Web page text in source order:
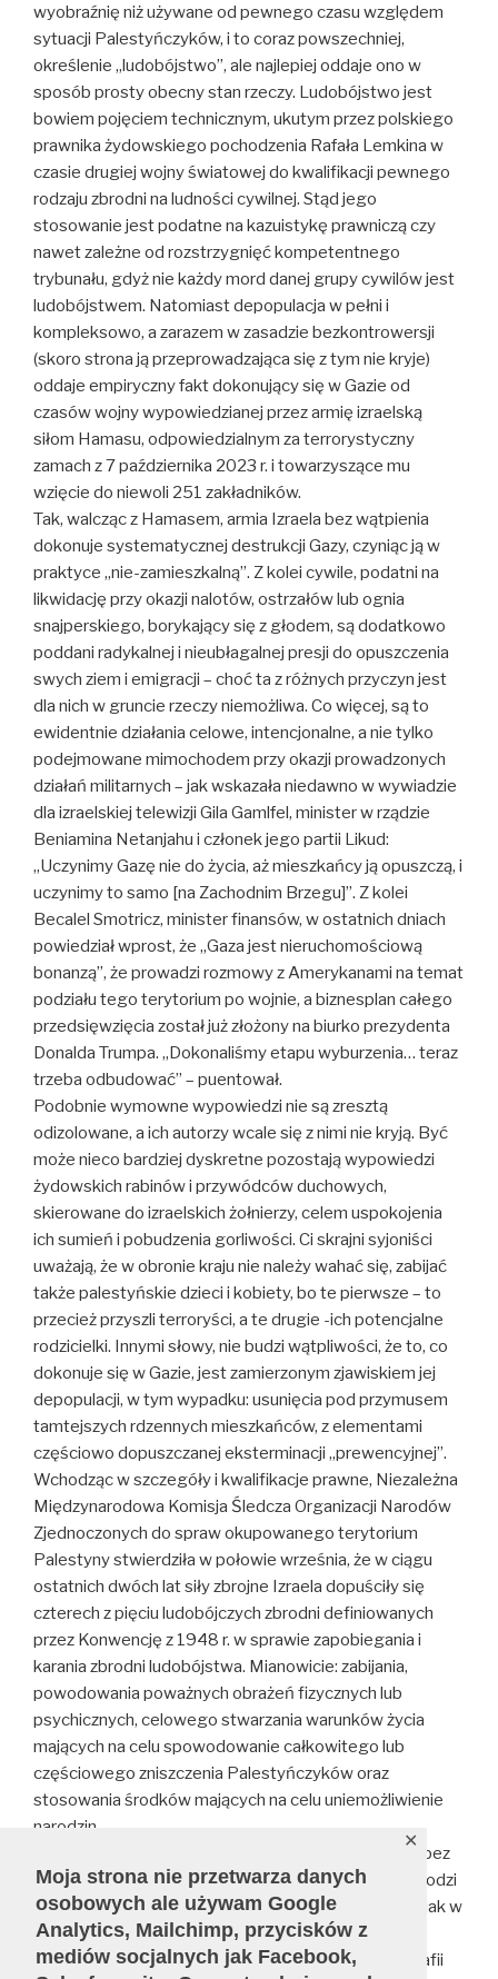
Moja strona nie przetwarza danych
osobowych ale używam Google
Analytics, Mailchimp, przycisków z
mediów socjalnych jak Facebook,
✕
wyobraźnię niż używane od pewnego czasu względem
sytuacji Palestyńczyków, i to coraz powszechniej,
określenie „ludobójstwo”, ale najlepiej oddaje ono w
sposób prosty obecny stan rzeczy. Ludobójstwo jest
bowiem pojęciem technicznym, ukutym przez polskiego
prawnika żydowskiego pochodzenia Rafała Lemkina w
czasie drugiej wojny światowej do kwalifikacji pewnego
rodzaju zbrodni na ludności cywilnej. Stąd jego
stosowanie jest podatne na kazuistykę prawniczą czy
nawet zależne od rozstrzygnięć kompetentnego
trybunału, gdyż nie każdy mord danej grupy cywilów jest
ludobójstwem. Natomiast depopulacja w pełni i
kompleksowo, a zarazem w zasadzie bezkontrowersji
(skoro strona ją przeprowadzająca się z tym nie kryje)
oddaje empiryczny fakt dokonujący się w Gazie od
czasów wojny wypowiedzianej przez armię izraelską
siłom Hamasu, odpowiedzialnym za terrorystyczny
zamach z 7 października 2023 r. i towarzyszące mu
wzięcie do niewoli 251 zakładników.
Tak, walcząc z Hamasem, armia Izraela bez wątpienia
dokonuje systematycznej destrukcji Gazy, czyniąc ją w
praktyce „nie-zamieszkalną”. Z kolei cywile, podatni na
likwidację przy okazji nalotów, ostrzałów lub ognia
snajperskiego, borykający się z głodem, są dodatkowo
poddani radykalnej i nieubłagalnej presji do opuszczenia
swych ziem i emigracji – choć ta z różnych przyczyn jest
dla nich w gruncie rzeczy niemożliwa. Co więcej, są to
ewidentnie działania celowe, intencjonalne, a nie tylko
podejmowane mimochodem przy okazji prowadzonych
działań militarnych – jak wskazała niedawno w wywiadzie
dla izraelskiej telewizji Gila Gamlfel, minister w rządzie
Beniamina Netanjahu i członek jego partii Likud:
„Uczynimy Gazę nie do życia, aż mieszkańcy ją opuszczą, i
uczynimy to samo [na Zachodnim Brzegu]”. Z kolei
Becalel Smotricz, minister finansów, w ostatnich dniach
powiedział wprost, że „Gaza jest nieruchomościową
bonanzą”, że prowadzi rozmowy z Amerykanami na temat
podziału tego terytorium po wojnie, a biznesplan całego
przedsięwzięcia został już złożony na biurko prezydenta
Donalda Trumpa. „Dokonaliśmy etapu wyburzenia… teraz
trzeba odbudować” – puentował.
Podobnie wymowne wypowiedzi nie są zresztą
odizolowane, a ich autorzy wcale się z nimi nie kryją. Być
może nieco bardziej dyskretne pozostają wypowiedzi
żydowskich rabinów i przywódców duchowych,
skierowane do izraelskich żołnierzy, celem uspokojenia
ich sumień i pobudzenia gorliwości. Ci skrajni syjoniści
uważają, że w obronie kraju nie należy wahać się, zabijać
także palestyńskie dzieci i kobiety, bo te pierwsze – to
przecież przyszli terroryści, a te drugie -ich potencjalne
rodzicielki. Innymi słowy, nie budzi wątpliwości, że to, co
dokonuje się w Gazie, jest zamierzonym zjawiskiem jej
depopulacji, w tym wypadku: usunięcia pod przymusem
tamtejszych rdzennych mieszkańców, z elementami
częściowo dopuszczanej eksterminacji „prewencyjnej”.
Wchodząc w szczegóły i kwalifikacje prawne, Niezależna
Międzynarodowa Komisja Śledcza Organizacji Narodów
Zjednoczonych do spraw okupowanego terytorium
Palestyny stwierdziła w połowie września, że w ciągu
ostatnich dwóch lat siły zbrojne Izraela dopuściły się
czterech z pięciu ludobójczych zbrodni definiowanych
przez Konwencję z 1948 r. w sprawie zapobiegania i
karania zbrodni ludobójstwa. Mianowicie: zabijania,
powodowania poważnych obrażeń fizycznych lub
psychicznych, celowego stwarzania warunków życia
mających na celu spowodowanie całkowitego lub
częściowego zniszczenia Palestyńczyków oraz
stosowania środków mających na celu uniemożliwienie
narodzin.
Ma się rozumieć, podobne oskarżenia nie pozostają bez
odpowiedzi ze strony Izraela. Po pierwsze, gdy dochodzi
do jakiegoś zajścia poruszającego światowe media, jak w
przypadku zabicia działaczy humanitarnych czy
ostrzelania szczególnych miejsc schronienia (np. parafii